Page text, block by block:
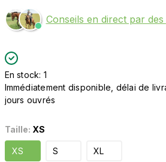
Conseils en direct par
En stock: 1
Immédiatement disponible, délai de
jours ouvrés
Taille: XS
XS S XL